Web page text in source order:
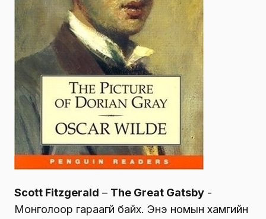
Scott Fitzgerald – The Great Gatsby -
Монголоор гараагүй байх. Энэ номын хамгийн